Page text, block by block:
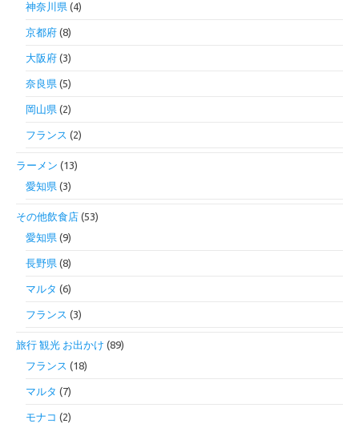
神奈川県 (4)
京都府 (8)
大阪府 (3)
奈良県 (5)
岡山県 (2)
フランス (2)
ラーメン (13)
愛知県 (3)
その他飲食店 (53)
愛知県 (9)
長野県 (8)
マルタ (6)
フランス (3)
旅行 観光 お出かけ (89)
フランス (18)
マルタ (7)
モナコ (2)